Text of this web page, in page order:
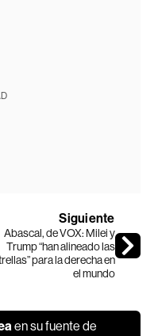
Siguiente
Abascal, de VOX: Milei y
Trump “han alineado las
para la derecha en
el mundo
en su fuente de